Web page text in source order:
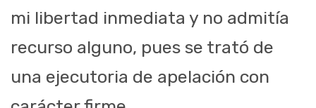
mi libertad inmediata y no admitía
recurso alguno, pues se trató de
una ejecutoria de apelación con